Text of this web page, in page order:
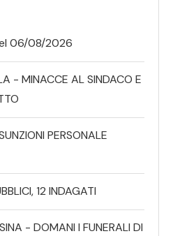
06/08/2026
- MINACCE AL SINDACO E
PERSONALE
12 INDAGATI
- DOMANI I FUNERALI DI